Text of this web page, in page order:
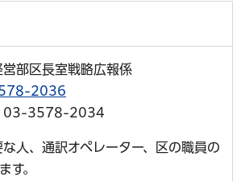
部区長室戦略広報係
2036
03-3578-2034
人、通訳オペレーター、区の職員の
す。